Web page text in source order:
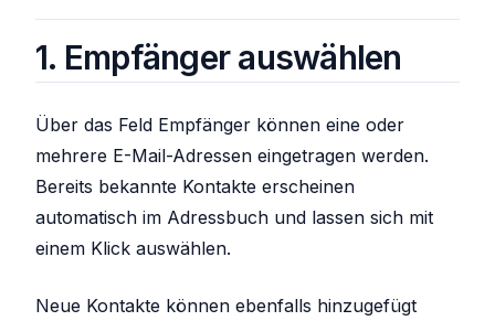
1. Empfänger auswählen
Über das Feld Empfänger können eine oder
mehrere E-Mail-Adressen eingetragen werden.
Bereits bekannte Kontakte erscheinen
automatisch im Adressbuch und lassen sich mit
einem Klick auswählen.
Neue Kontakte können ebenfalls hinzugefügt